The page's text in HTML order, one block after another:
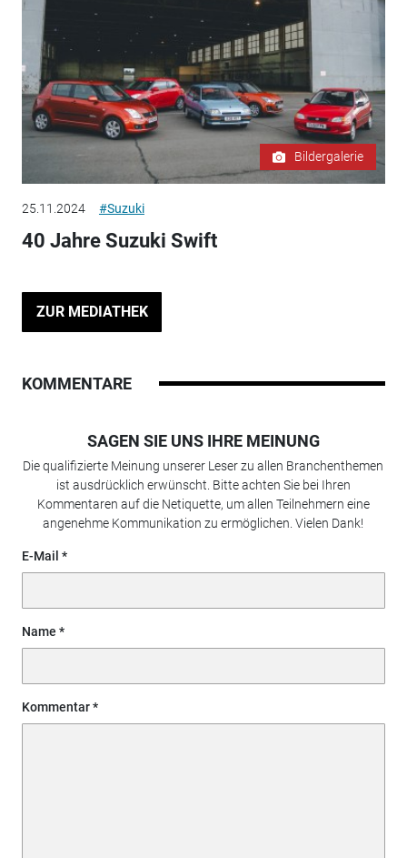
Bildergalerie
25.11.2024 #Suzuki
40 Jahre Suzuki Swift
ZUR MEDIATHEK
KOMMENTARE
SAGEN SIE UNS IHRE MEINUNG
Die qualifizierte Meinung unserer Leser zu allen Branchenthemen
ist ausdrücklich erwünscht. Bitte achten Sie bei Ihren
Kommentaren auf die Netiquette, um allen Teilnehmern eine
angenehme Kommunikation zu ermöglichen. Vielen Dank!
E-Mail
Name
Kommentar